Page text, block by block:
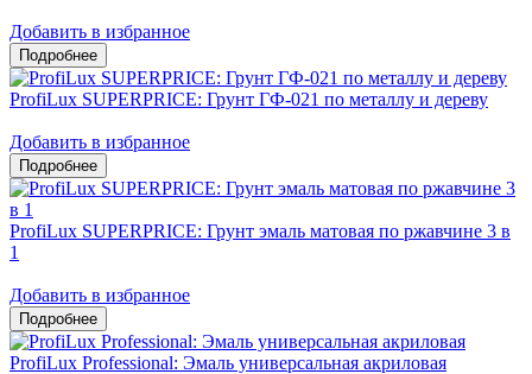
Добавить в избранное
ProfiLux SUPERPRICE: Грунт ГФ-021 по металлу и дереву
Добавить в избранное
ProfiLux SUPERPRICE: Грунт эмаль матовая по ржавчине 3 в
1
Добавить в избранное
ProfiLux Professional: Эмаль универсальная акриловая